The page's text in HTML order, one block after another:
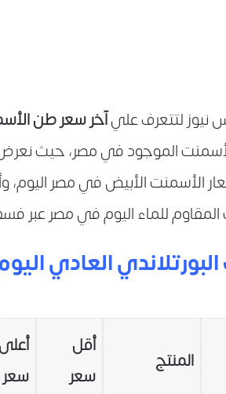
نيوز لتتعرف عليآخر سعر طن
الأسمنت الموجود في مصر، حيث
الأسمنت الأبيض في مصر اليوم،
للماء اليوم في مصر عبر
المنتج
أقل
سعر
أعلى
سعر